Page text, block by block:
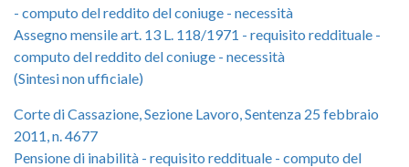
- computo del reddito del coniuge - necessità
Assegno mensile art. 13 L. 118/1971 - requisito reddituale -
computo del reddito del coniuge - necessità
(Sintesi non ufficiale)
Corte di Cassazione, Sezione Lavoro, Sentenza 25 febbraio
2011, n. 4677
Pensione di inabilità - requisito reddituale - computo del